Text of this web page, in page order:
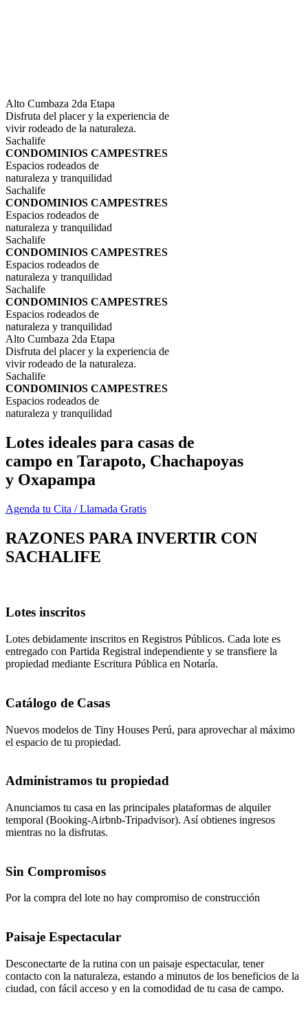
Alto Cumbaza 2da Etapa
Disfruta del placer y la experiencia de
vivir rodeado de la naturaleza.
Sachalife
CONDOMINIOS CAMPESTRES
Espacios rodeados de
naturaleza y tranquilidad
Sachalife
CONDOMINIOS CAMPESTRES
Espacios rodeados de
naturaleza y tranquilidad
Sachalife
CONDOMINIOS CAMPESTRES
Espacios rodeados de
naturaleza y tranquilidad
Sachalife
CONDOMINIOS CAMPESTRES
Espacios rodeados de
naturaleza y tranquilidad
Alto Cumbaza 2da Etapa
Disfruta del placer y la experiencia de
vivir rodeado de la naturaleza.
Sachalife
CONDOMINIOS CAMPESTRES
Espacios rodeados de
naturaleza y tranquilidad
Lotes ideales para casas de
campo en Tarapoto, Chachapoyas
y Oxapampa
Agenda tu Cita / Llamada Gratis
RAZONES PARA INVERTIR CON
SACHALIFE
Lotes inscritos
Lotes debidamente inscritos en Registros Públicos. Cada lote es
entregado con Partida Registral independiente y se transfiere la
propiedad mediante Escritura Pública en Notaría.
Catálogo de Casas
Nuevos modelos de Tiny Houses Perú, para aprovechar al máximo
el espacio de tu propiedad.
Administramos tu propiedad
Anunciamos tu casa en las principales plataformas de alquiler
temporal (Booking-Airbnb-Tripadvisor). Así obtienes ingresos
mientras no la disfrutas.
Sin Compromisos
Por la compra del lote no hay compromiso de construcción
Paisaje Espectacular
Desconectarte de la rutina con un paisaje espectacular, tener
contacto con la naturaleza, estando a minutos de los beneficios de la
ciudad, con fácil acceso y en la comodidad de tu casa de campo.